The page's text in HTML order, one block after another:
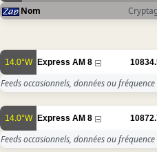
Nom
14.0°W Express AM 8
Feeds occasionnels, données ou
14.0°W Express AM 8
Feeds occasionnels, données ou